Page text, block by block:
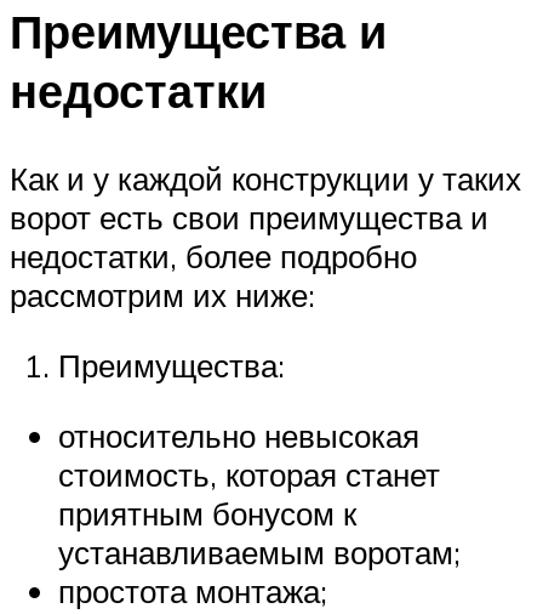
Преимущества и
недостатки
Как и у каждой конструкции у таких
ворот есть свои преимущества и
недостатки, более подробно
рассмотрим их ниже:
Преимущества:
относительно невысокая
стоимость, которая станет
приятным бонусом к
устанавливаемым воротам;
простота монтажа;